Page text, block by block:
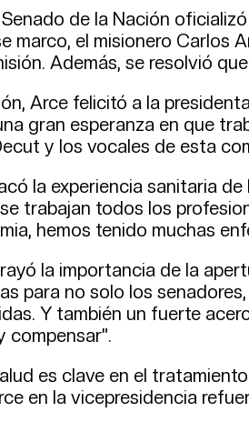
de la Nación
marco, el misionero Carlos
Además, se resolvió
Arce felicitó a la
gran esperanza en que
y los vocales de esta
la experiencia sanitaria
trabajan todos los
hemos tenido muchas
la importancia de la
para no solo los
Y también un fuerte
compensar”.
es clave en el
en la vicepresidencia